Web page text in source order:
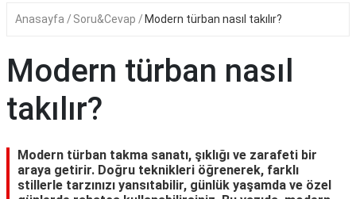
Anasayfa Soru&Cevap Modern türban nasıl takılır?
Modern türban nasıl
takılır?
Modern türban takma sanatı, şıklığı ve zarafeti bir
araya getirir. Doğru teknikleri öğrenerek, farklı
stillerle tarzınızı yansıtabilir, günlük yaşamda ve özel